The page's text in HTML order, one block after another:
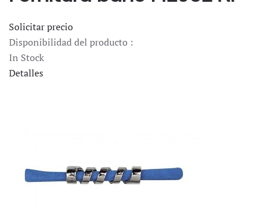
Solicitar precio
Disponibilidad del producto :
In Stock
Detalles